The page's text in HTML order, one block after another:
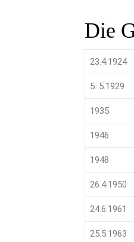
Die
23.4.1924
5. 5.1929
1935
1946
1948
26.4.1950
24.6.1961
25.5.1963